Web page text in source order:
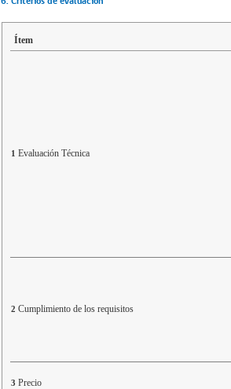
Ítem
1 Evaluación Técnica
2 Cumplimiento de los requisitos
3 Precio